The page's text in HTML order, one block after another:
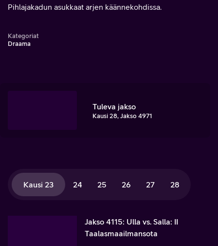
Pihlajakadun asukkaat arjen käännekohdissa.
Kategoriat
Draama
Tuleva jakso
Kausi 28, Jakso 4971
Kausi 23 24 25 26 27 28
Jakso 4115: Ulla vs. Salla: II
Taalasmaailmansota